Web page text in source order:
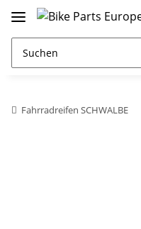
Fahrradreifen SCHWALBE